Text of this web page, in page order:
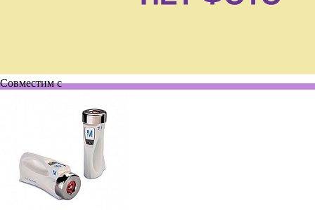
Совместим с